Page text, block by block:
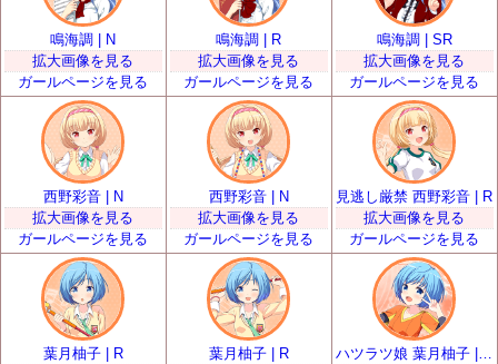
鳴海調 | N
拡大画像を見る
ガールページを見る
鳴海調 | R
拡大画像を見る
ガールページを見る
鳴海調 | SR
拡大画像を見る
ガールページを見る
西野彩音 | N
拡大画像を見る
ガールページを見る
西野彩音 | N
拡大画像を見る
ガールページを見る
見逃し厳禁 西野彩音 | R
拡大画像を見る
ガールページを見る
葉月柚子 | R
葉月柚子 | R